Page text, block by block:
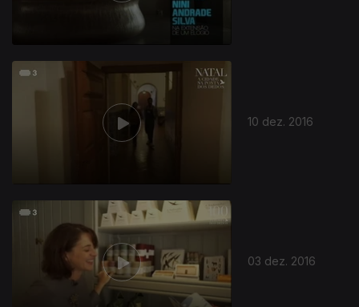
10 dez. 2016
03 dez. 2016